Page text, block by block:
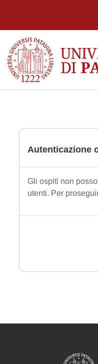
Autenticazione
Gli ospiti non
utenti. Per